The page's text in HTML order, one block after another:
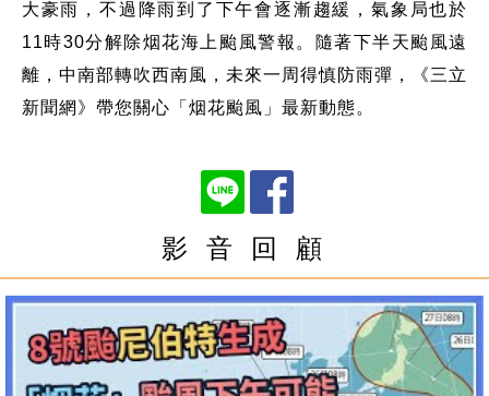
大豪雨，不過降雨到了下午會逐漸趨緩，氣象局也於
11時30分解除烟花海上颱風警報。隨著下半天颱風遠
離，中南部轉吹西南風，未來一周得慎防雨彈，《三立
新聞網》帶您關心「烟花颱風」最新動態。
影 音 回 顧